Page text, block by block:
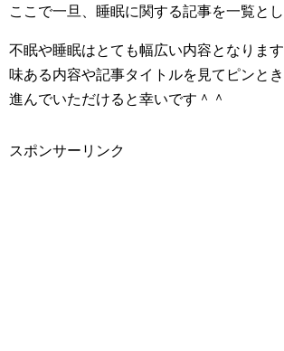
ここで一旦、睡眠に関する記事を一覧とし
不眠や睡眠はとても幅広い内容となりま
味ある内容や記事タイトルを見てピンと
進んでいただけると幸いです＾＾
スポンサーリンク